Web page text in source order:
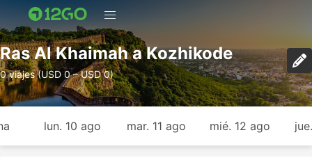
Ras Al Khaimah a Kozhikode
0 viajes (USD 0 – USD 0)
lun. 10 ago mar. 11 ago mié. 12 ago